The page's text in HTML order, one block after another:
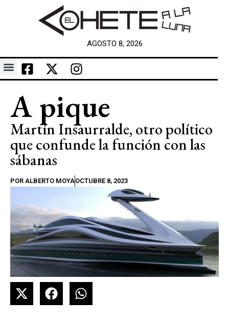
AGOSTO 8, 2026
A pique
Martín Insaurralde, otro político
que confunde la función con las
sábanas
POR ALBERTO MOYAOCTUBRE 8, 2023